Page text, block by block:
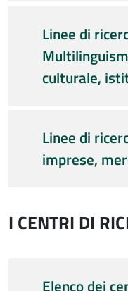
Linee di
culturale,
Linee di
imprese,
I CENTRI DI
Elenco dei